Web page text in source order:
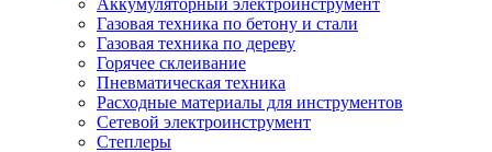
Аккумуляторный электроинструмент
Газовая техника по бетону и стали
Газовая техника по дереву
Горячее склеивание
Пневматическая техника
Расходные материалы для инструментов
Сетевой электроинструмент
Степлеры